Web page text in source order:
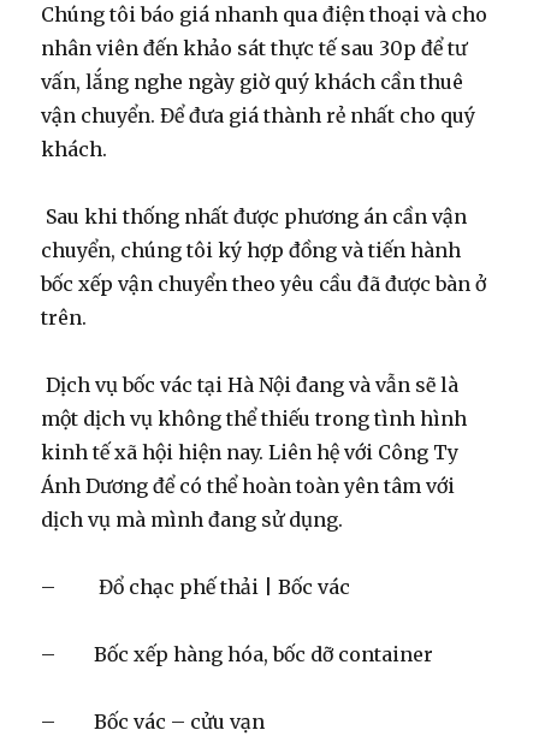
Chúng tôi báo giá nhanh qua điện thoại và cho
nhân viên đến khảo sát thực tế sau 30p để tư
vấn, lắng nghe ngày giờ quý khách cần thuê
vận chuyển. Để đưa giá thành rẻ nhất cho quý
khách.
Sau khi thống nhất được phương án cần vận
chuyển, chúng tôi ký hợp đồng và tiến hành
bốc xếp vận chuyển theo yêu cầu đã được bàn ở
trên.
Dịch vụ bốc vác tại Hà Nội đang và vẫn sẽ là
một dịch vụ không thể thiếu trong tình hình
kinh tế xã hội hiện nay. Liên hệ với Công Ty
Ánh Dương để có thể hoàn toàn yên tâm với
dịch vụ mà mình đang sử dụng.
– Đổ chạc phế thải | Bốc vác
– Bốc xếp hàng hóa, bốc dỡ container
– Bốc vác – cửu vạn